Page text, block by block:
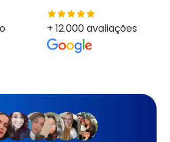
+ 12.000 avaliações